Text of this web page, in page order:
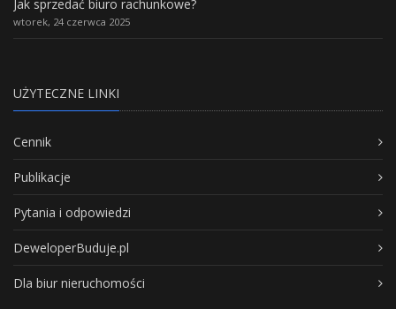
Jak sprzedać biuro rachunkowe?
wtorek, 24 czerwca 2025
UŻYTECZNE LINKI
Cennik
Publikacje
Pytania i odpowiedzi
DeweloperBuduje.pl
Dla biur nieruchomości